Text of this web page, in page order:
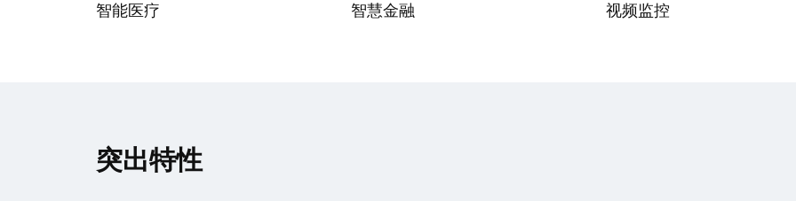
智能医疗 智慧金融 视频监控
突出特性